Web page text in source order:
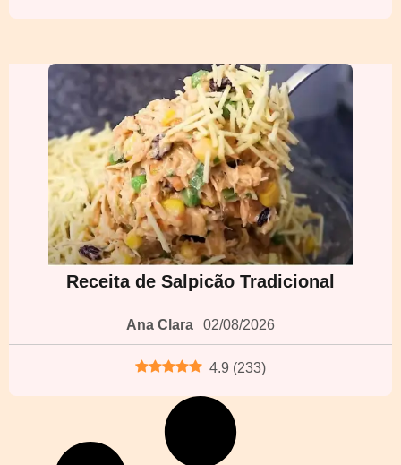
Receita de Salpicão Tradicional
Ana Clara 02/08/2026
4.9 (233)